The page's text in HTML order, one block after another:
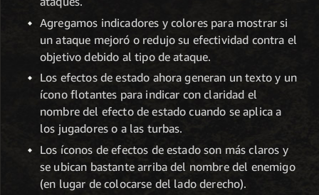
Agregamos indicadores y colores para mostrar si
un ataque mejoró o redujo su efectividad contra el
objetivo debido al tipo de ataque.
Los efectos de estado ahora generan un texto y un
ícono flotantes para indicar con claridad el
nombre del efecto de estado cuando se aplica a
los jugadores o a las turbas.
Los íconos de efectos de estado son más claros y
se ubican bastante arriba del nombre del enemigo
(en lugar de colocarse del lado derecho).